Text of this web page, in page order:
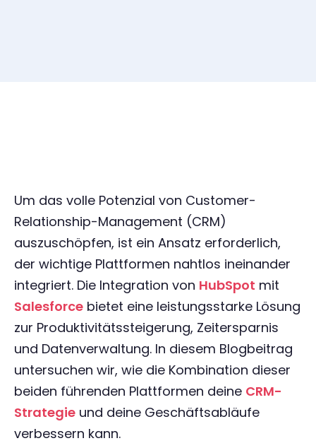
Um das volle Potenzial von Customer-
Relationship-Management (CRM)
auszuschöpfen, ist ein Ansatz erforderlich,
der wichtige Plattformen nahtlos ineinander
integriert. Die Integration von HubSpot mit
Salesforce bietet eine leistungsstarke Lösung
zur Produktivitätssteigerung, Zeitersparnis
und Datenverwaltung. In diesem Blogbeitrag
untersuchen wir, wie die Kombination dieser
beiden führenden Plattformen deine CRM-
Strategie und deine Geschäftsabläufe
verbessern kann.